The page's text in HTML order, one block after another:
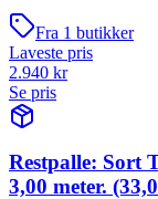
Fra 1 butikker
Laveste pris
2.940 kr
Se pris
Restpalle: Sort
3,00 meter.